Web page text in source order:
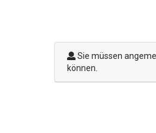
Sie müssen
können.